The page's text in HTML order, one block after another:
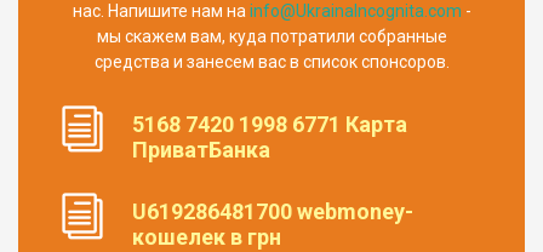
нас. Напишите нам наinfo@UkrainaIncognita.com -
мы скажем вам, куда потратили собранные
средства и занесем вас в список спонсоров.
5168 7420 1998 6771 Карта
ПриватБанка
U619286481700 webmoney-
кошелек в грн